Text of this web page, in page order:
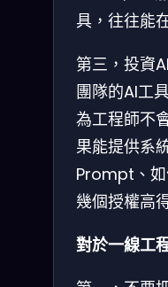
具，往往能
第三，投資
團隊的AI工
為工程師不
果能提供系
Prompt、如
幾個授權高
對於一線工